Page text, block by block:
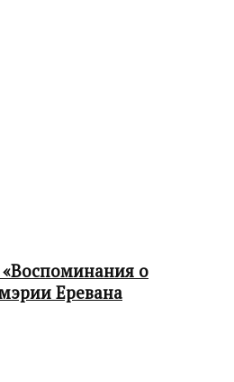
о
Еревана